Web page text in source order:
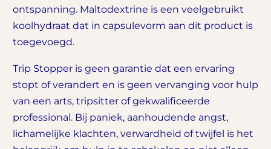
ontspanning. Maltodextrine is een veelgebruikt
koolhydraat dat in capsulevorm aan dit product is
toegevoegd.
Trip Stopper is geen garantie dat een ervaring
stopt of verandert en is geen vervanging voor hulp
van een arts, tripsitter of gekwalificeerde
professional. Bij paniek, aanhoudende angst,
lichamelijke klachten, verwardheid of twijfel is het